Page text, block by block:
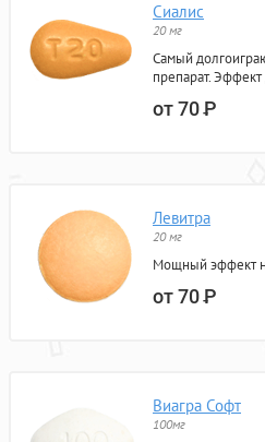
Сиалис
20 мг
Самый
препарат. Эффект
от 70Р
Левитра
20 мг
Мощный эффект
от 70Р
Виагра Софт
100мг